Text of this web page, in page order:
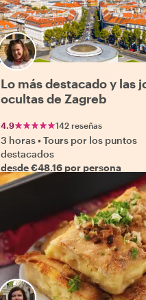
Lo más destacado y las
ocultas de Zagreb
4.9 142 reseñas
3 horas•Tours por los puntos
destacados
desde €48.16 por persona